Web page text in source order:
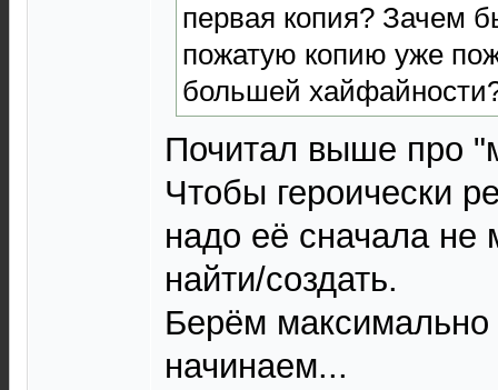
первая копия? Зачем
пожатую копию уже
большей
Почитал выше про
Чтобы героически
надо её сначала не
найти/создать.
Берём
начинаем...